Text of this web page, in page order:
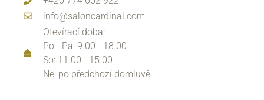
info@saloncardinal.com
Otevírací doba:
Po - Pá: 9.00 - 18.00
So: 11.00 - 15.00
Ne: po předchozí domluvě